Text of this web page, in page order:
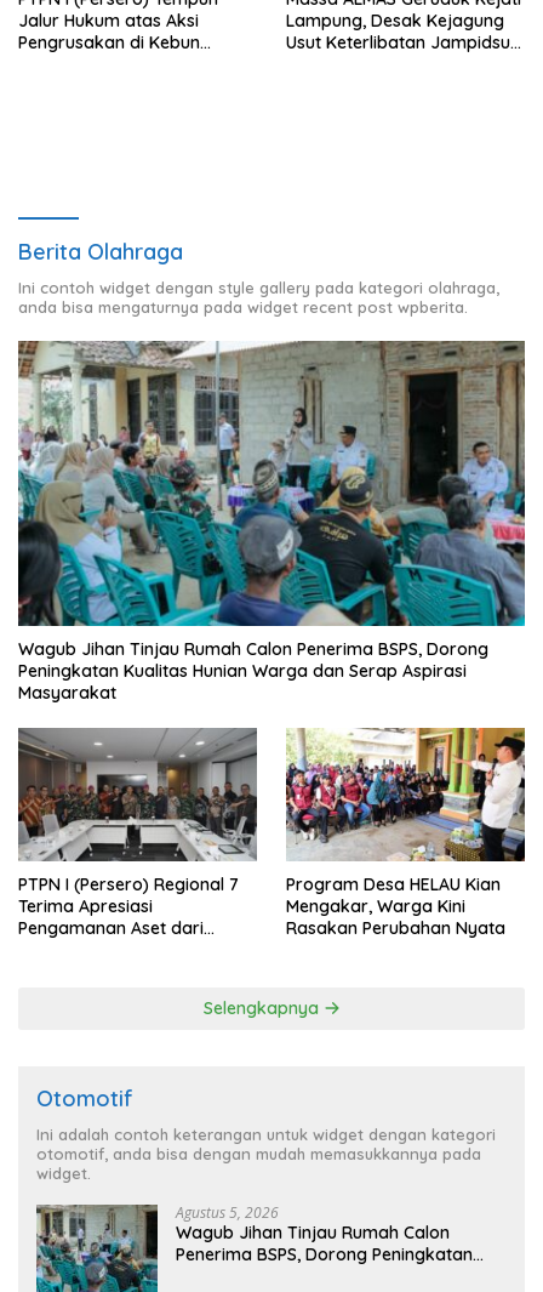
Jalur Hukum atas Aksi
Pengrusakan di Kebun
Lampung, Desak Kejagung
Usut Keterlibatan Jampidsus
Berita Olahraga
Ini contoh widget dengan style gallery pada kategori olahraga,
anda bisa mengaturnya pada widget recent post wpberita.
Wagub Jihan Tinjau Rumah Calon Penerima BSPS, Dorong
Peningkatan Kualitas Hunian Warga dan Serap Aspirasi
Masyarakat
PTPN I (Persero) Regional 7
Terima Apresiasi
Pengamanan Aset dari
Program Desa HELAU Kian
Mengakar, Warga Kini
Rasakan Perubahan Nyata
Selengkapnya
Otomotif
Ini adalah contoh keterangan untuk widget dengan kategori
otomotif, anda bisa dengan mudah memasukkannya pada
widget.
Agustus 5, 2026
Wagub Jihan Tinjau Rumah Calon
Penerima BSPS, Dorong Peningkatan